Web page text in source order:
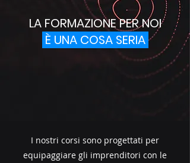
LA FORMAZIONE PER NOI
È UNA COSA SERIA
I nostri corsi sono progettati per
equipaggiare gli imprenditori con le